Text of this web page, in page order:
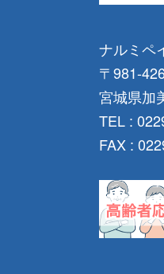
ナルミペ
〒981-
宮城県加
TEL :
FAX :